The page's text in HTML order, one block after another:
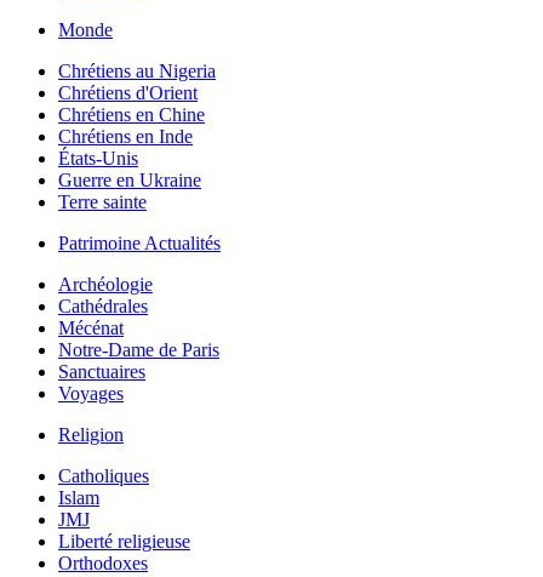
Monde
Chrétiens au Nigeria
Chrétiens d'Orient
Chrétiens en Chine
Chrétiens en Inde
États-Unis
Guerre en Ukraine
Terre sainte
Patrimoine Actualités
Archéologie
Cathédrales
Mécénat
Notre-Dame de Paris
Sanctuaires
Voyages
Religion
Catholiques
Islam
JMJ
Liberté religieuse
Orthodoxes